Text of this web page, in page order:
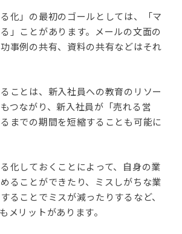
化」の最初のゴールとしては、「マ
」ことがあります。メールの文面の
事例の共有、資料の共有などはそれ
ことは、新入社員への教育のリソー
つながり、新入社員が「売れる営
までの期間を短縮することも可能に
化しておくことによって、自身の業
ることができたり、ミスしがちな業
ることでミスが減ったりするなど、
メリットがあります。